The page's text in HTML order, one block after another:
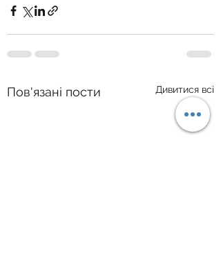
Пов'язані пости Дивитися всі